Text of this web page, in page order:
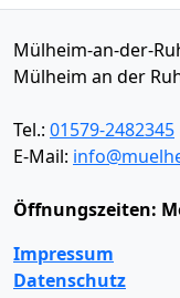
Mülheim-an-der-
Mülheim an der
Tel.: 01579-2482345
E-Mail:
Öffnungszeiten:
Impressum
Datenschutz